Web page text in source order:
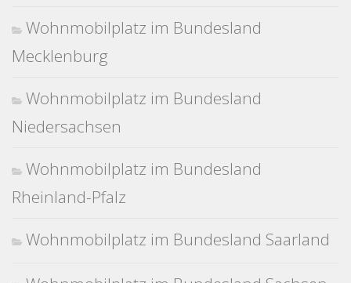
Wohnmobilplatz im Bundesland
Mecklenburg
Wohnmobilplatz im Bundesland
Niedersachsen
Wohnmobilplatz im Bundesland
Rheinland-Pfalz
Wohnmobilplatz im Bundesland Saarland